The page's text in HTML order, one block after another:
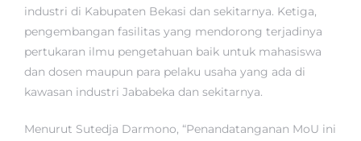
industri di Kabupaten Bekasi dan sekitarnya. Ketiga,
pengembangan fasilitas yang mendorong terjadinya
pertukaran ilmu pengetahuan baik untuk mahasiswa
dan dosen maupun para pelaku usaha yang ada di
kawasan industri Jababeka dan sekitarnya.
Menurut Sutedja Darmono, “Penandatanganan MoU ini